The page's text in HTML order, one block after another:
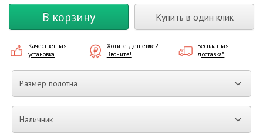
В корзину Купить в один клик
Качественная
установка
Хотите дешевле?
Звоните!
Бесплатная
доставка*
Размер полотна
Наличник